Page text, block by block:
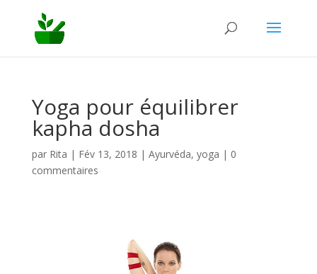
Yoga pour équilibrer
kapha dosha
par Rita | Fév 13, 2018 | Ayurvéda, yoga | 0
commentaires